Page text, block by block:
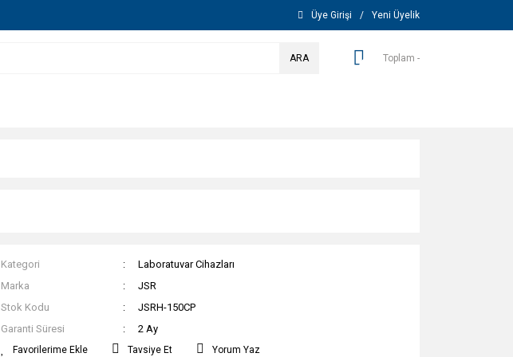
Üye Girişi / Yeni Üyelik
ARA Toplam -
Kategori
Laboratuvar Cihazları
Marka
JSR
Stok Kodu
JSRH-150CP
Garanti Süresi
2 Ay
Tavsiye Et Yorum Yaz